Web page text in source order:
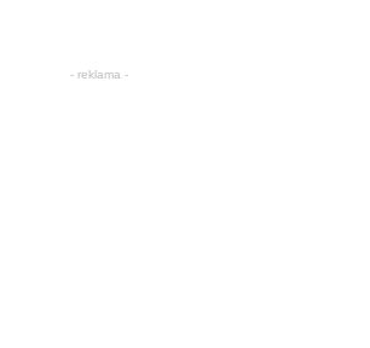
- reklama -